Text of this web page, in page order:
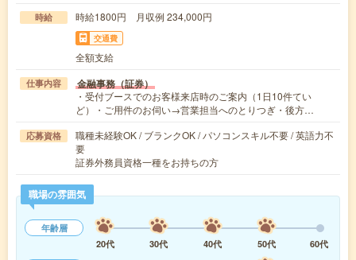
時給 時給1800円 月収例 234,000円
交通費
全額支給
仕事内容 金融事務（証券）
・受付ブースでのお客様来店時のご案内（1日10件てい
ど）・ご用件のお伺い→営業担当へのとりつぎ・後方…
応募資格
職種未経験OK / ブランクOK / パソコンスキル不要 / 英語力不
要
証券外務員資格一種をお持ちの方
職場の雰囲気
年齢層
20代
30代 40代 50代
60代